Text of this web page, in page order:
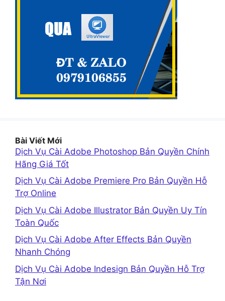
Bài Viết Mới
Dịch Vụ Cài Adobe Photoshop Bản Quyền Chính
Hãng Giá Tốt
Dịch Vụ Cài Adobe Premiere Pro Bản Quyền Hỗ
Trợ Online
Dịch Vụ Cài Adobe Illustrator Bản Quyền Uy Tín
Toàn Quốc
Dịch Vụ Cài Adobe After Effects Bản Quyền
Nhanh Chóng
Dịch Vụ Cài Adobe Indesign Bản Quyền Hỗ Trợ
Tận Nơi